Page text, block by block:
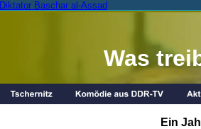
Was
Ein
Diktator Baschar al-Assad